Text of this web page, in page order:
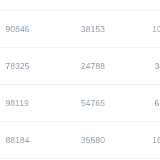
90846 38153
78325 24788
98119 54765
88184 35580